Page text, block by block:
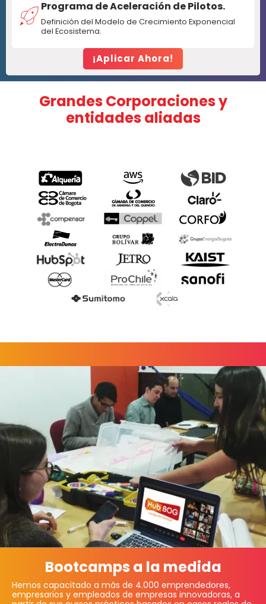
Programa de Aceleración de Pilotos.
Definición del Modelo de Crecimiento Exponencial
del Ecosistema.
¡Aplicar Ahora!
Grandes Corporaciones y
entidades aliadas
Bootcamps a la medida
Hemos capacitado a más de 4.000 emprendedores,
empresarios y empleados de empresas innovadoras, a